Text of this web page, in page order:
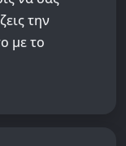
την
με το